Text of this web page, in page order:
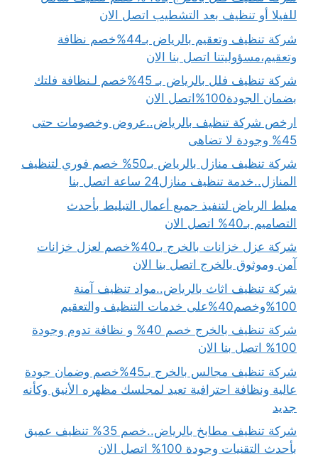
للفيلا أو تنظيف بعد التشطيب اتصل الان
شركة تنظيف وتعقيم بالرياض بـ44%خصم نظافة
وتعقيم،مسؤوليتنا اتصل بنا الان
شركة تنظيف فلل بالرياض بـ 45%خصم لـنظافة فلتك
بضمان الجودة100%اتصل الان
ارخص شركة تنظيف بالرياض..عروض وخصومات حتى
45% وجودة لا تضاهى
شركة تنظيف منازل بالرياض بـ50% خصم فوري لتنظيف
المنازل..خدمة تنظيف منازل24 ساعة اتصل بنا
مبلط الرياض لتنفيذ جميع أعمال التبليط بأحدث
التصاميم بـ40% اتصل الان
شركة عزل خزانات بالخرج بـ40%خصم لعزل خزانات
آمن وموثوق بالخرج اتصل بنا الان
شركة تنظيف اثاث بالرياض..مواد تنظيف آمنة
100%وخصم40%على خدمات التنظيف والتعقيم
شركة تنظيف بالخرج خصم 40% و نظافة تدوم وجودة
100% اتصل بنا الان
شركة تنظيف مجالس بالخرج بـ45%خصم وضمان جودة
عالية ونظافة احترافية تعيد لمجلسك مظهره الأنيق وكأنه
جديد
شركة تنظيف مطابخ بالرياض..خصم 35% تنظيف عميق
بأحدث التقنيات وجودة 100% اتصل الان